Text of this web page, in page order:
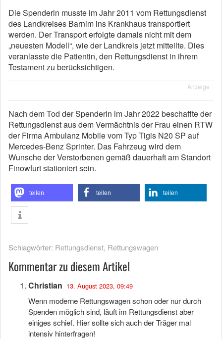
Die Spenderin musste im Jahr 2011 vom Rettungsdienst
des Landkreises Barnim ins Krankhaus transportiert
werden. Der Transport erfolgte damals nicht mit dem
„neuesten Modell“, wie der Landkreis jetzt mitteilte. Dies
veranlasste die Patientin, den Rettungsdienst in ihrem
Testament zu berücksichtigen.
Anzeige
Nach dem Tod der Spenderin im Jahr 2022 beschaffte der
Rettungsdienst aus dem Vermächtnis der Frau einen RTW
der Firma Ambulanz Mobile vom Typ Tigis N20 SP auf
Mercedes-Benz Sprinter. Das Fahrzeug wird dem
Wunsche der Verstorbenen gemäß dauerhaft am Standort
Finowfurt stationiert sein.
teilen teilen teilen
Schlagwörter: Rettungsdienst, Rettungswagen
Kommentar zu diesem Artikel
Christian 13. August 2023, 09:49
Wenn moderne Rettungswagen schon oder nur durch
Spenden möglich sind, läuft im Rettungsdienst aber
einiges schief. Hier sollte sich auch der Träger mal
intensiv hinterfragen!